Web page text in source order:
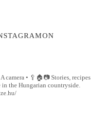
camera • 🥄🏠📷Stories, recipes
the Hungarian countryside.